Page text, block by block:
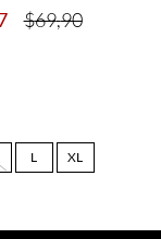
$69,90
L XL